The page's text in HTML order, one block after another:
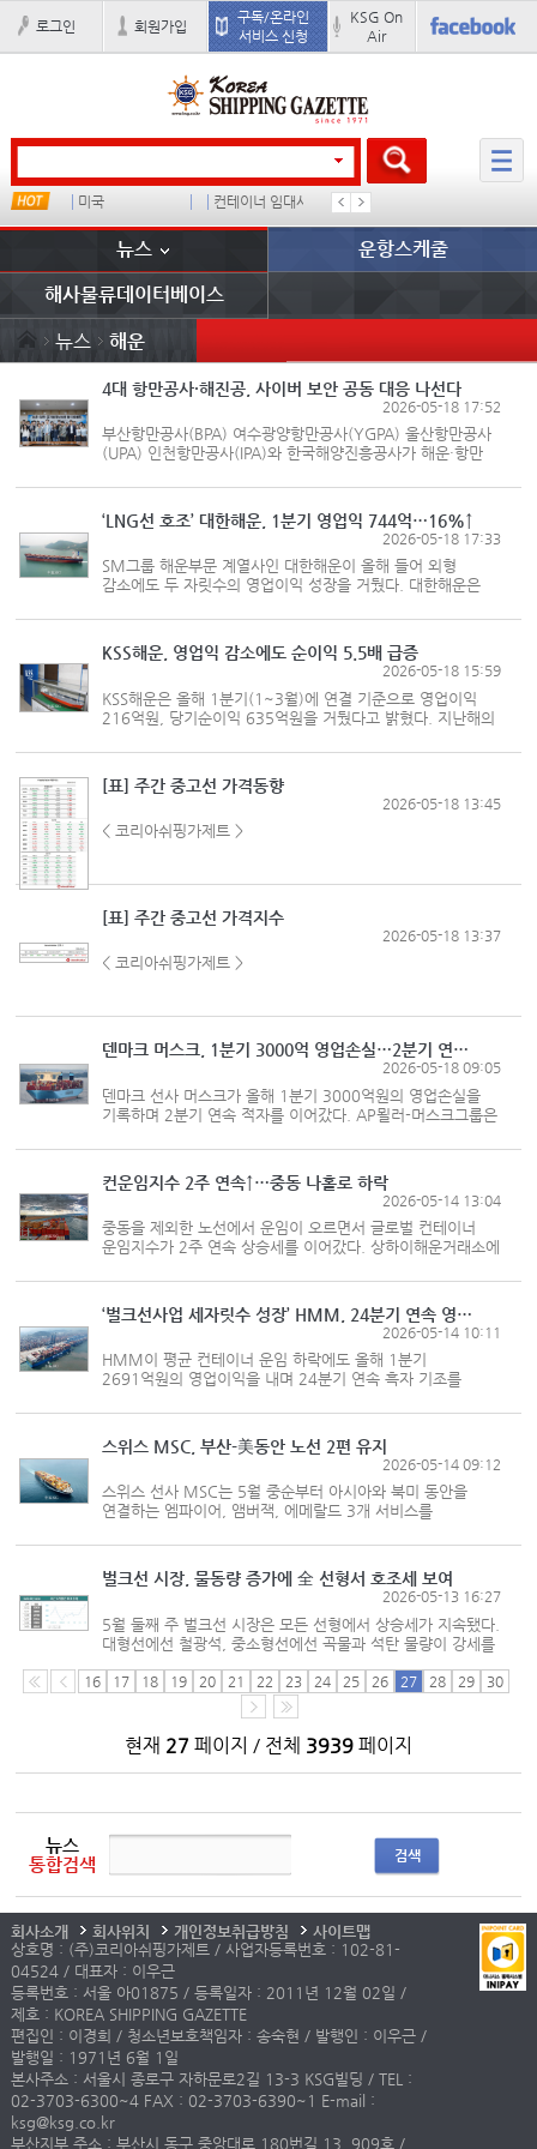
로그인 회원가입
구독/온라인
서비스 신청
KSG On
Air
미국 컨테이너 임대사 더블
뉴스 운항스케줄
해사물류데이터베이스
뉴스 해운
4대 항만공사·해진공, 사이버 보안 공동 대응 나선다
2026-05-18 17:52
부산항만공사(BPA) 여수광양항만공사(YGPA) 울산항만공사
(UPA) 인천항만공사(IPA)와 한국해양진흥공사가 해운·항만
15일 부산항만공사 본사 사옥에서 4대 항만공사와 해진공이
함께 ‘해운·항만 공기...
‘LNG선 호조’ 대한해운, 1분기 영업익 744억…16%↑
2026-05-18 17:33
SM그룹 해운부문 계열사인 대한해운이 올해 들어 외형
감소에도 두 자릿수의 영업이익 성장을 거뒀다. 대한해운은
당기순이익 629억원을 냈다고 18일 밝혔다. 지난해 같은
기간의 639억원 621억원과 비교해 ...
KSS해운, 영업익 감소에도 순이익 5.5배 급증
2026-05-18 15:59
KSS해운은 올해 1분기(1~3월)에 연결 기준으로 영업이익
216억원, 당기순이익 635억원을 거뒀다고 밝혔다. 지난해의
순이익은 5.5배(448%) 급증했다. 매출액은 지난해 1분기
1376억원에서 1398억원으로 1.6% 성...
[표] 주간 중고선 가격동향
2026-05-18 13:45
< 코리아쉬핑가제트 >
[표] 주간 중고선 가격지수
2026-05-18 13:37
< 코리아쉬핑가제트 >
덴마크 머스크, 1분기 3000억 영업손실…2분기 연속 적자
2026-05-18 09:05
덴마크 선사 머스크가 올해 1분기 3000억원의 영업손실을
기록하며 2분기 연속 적자를 이어갔다. AP묄러-머스크그룹은
81억7800만달러(약 12조2000억원), 영업이익
-1억9200만달러(약 -3000억원)를 각각 기록했다고 밝혔다.
영...
컨운임지수 2주 연속↑…중동 나홀로 하락
2026-05-14 13:04
중동을 제외한 노선에서 운임이 오르면서 글로벌 컨테이너
운임지수가 2주 연속 상승세를 이어갔다. 상하이해운거래소에
1954.21을 기록, 전주 1911.4 대비 2% 상승하며 2주 연속
1900선을 기록했다. 구간별 운임은...
‘벌크선사업 세자릿수 성장’ HMM, 24분기 연속 영업익 흑자
2026-05-14 10:11
HMM이 평균 컨테이너 운임 하락에도 올해 1분기
2691억원의 영업이익을 내며 24분기 연속 흑자 기조를
2691억원, 순이익 3536억원을 각각 냈다고 밝혔다. 1년
전의 6139억원 7397억원에 견줘 영업이익은 56%...
스위스 MSC, 부산-美동안 노선 2편 유지
2026-05-14 09:12
스위스 선사 MSC는 5월 중순부터 아시아와 북미 동안을
연결하는 엠파이어, 앰버잭, 에메랄드 3개 서비스를
연결성을 높이고 운항 효율을 개선한다는 방침이다. 먼저
엠파이어는 칭다오 기항을 중단하고...
벌크선 시장, 물동량 증가에 全 선형서 호조세 보여
2026-05-13 16:27
5월 둘째 주 벌크선 시장은 모든 선형에서 상승세가 지속됐다.
대형선에선 철광석, 중소형선에선 곡물과 석탄 물량이 강세를
는 3063으로 발표됐다. 한국해양진흥공사가 공표한 한국형
건화물선 운임지수(K...
16 17 18 19 20 21 22 23 24 25 26 27 28 29 30
현재 27 페이지 / 전체 3939페이지
뉴스
통합검색
검색
회사소개 회사위치 개인정보취급방침
사이트맵
상호명 : (주)코리아쉬핑가제트 / 사업자등록번호 : 102-81-
04524 / 대표자 : 이우근
등록번호 : 서울 아01875 / 등록일자 : 2011년 12월 02일 /
제호 : KOREA SHIPPING GAZETTE
편집인 : 이경희 / 청소년보호책임자 : 송숙현 / 발행인 : 이우근 /
발행일 : 1971년 6월 1일
본사주소 : 서울시 종로구 자하문로2길 13-3 KSG빌딩 / TEL :
02-3703-6300~4 FAX : 02-3703-6390~1 E-mail :
ksg@ksg.co.kr
부산지부 주소 : 부산시 동구 중앙대로 180번길 13, 909호 /